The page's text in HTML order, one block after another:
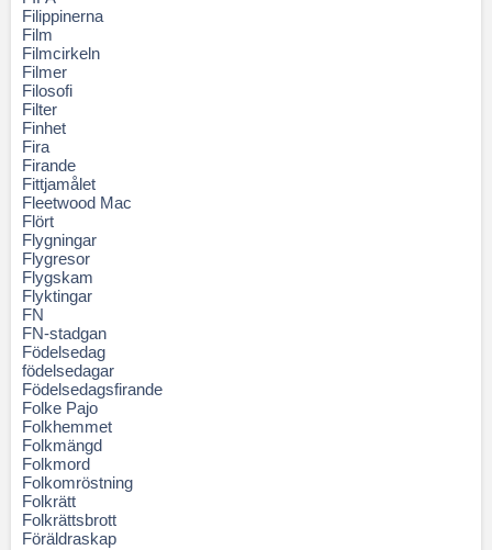
Filippinerna
Film
Filmcirkeln
Filmer
Filosofi
Filter
Finhet
Fira
Firande
Fittjamålet
Fleetwood Mac
Flört
Flygningar
Flygresor
Flygskam
Flyktingar
FN
FN-stadgan
Födelsedag
födelsedagar
Födelsedagsfirande
Folke Pajo
Folkhemmet
Folkmängd
Folkmord
Folkomröstning
Folkrätt
Folkrättsbrott
Föräldraskap